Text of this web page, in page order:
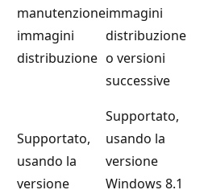
manutenzione
immagini
distribuzione
immagini
distribuzione
o versioni
successive
Supportato,
usando la
versione
Supportato,
usando la
versione
Windows 8.1